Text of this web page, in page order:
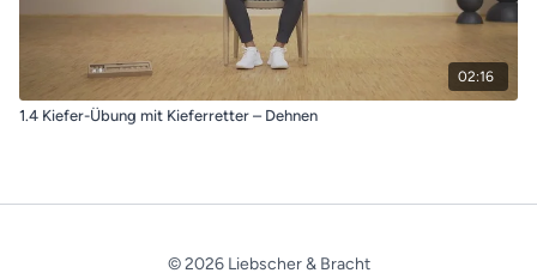
02:16
1.4 Kiefer-Übung mit Kieferretter – Dehnen
© 2026 Liebscher & Bracht